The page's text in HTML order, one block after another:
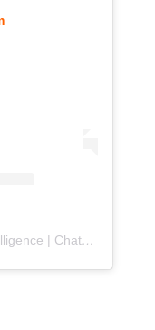
A post shared by Artificial Intelligence | ChatGPT | Technology (@longliveai)